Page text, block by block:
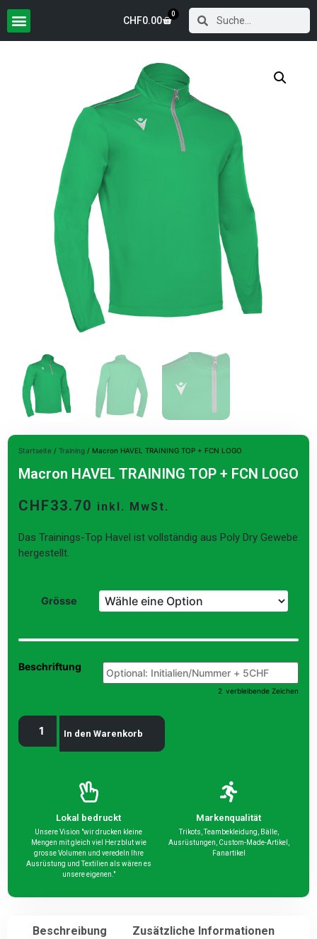
CHF0.00
0
Startseite / Training / Macron HAVEL TRAINING TOP + FCN LOGO
Macron HAVEL TRAINING TOP + FCN LOGO
CHF33.70 inkl. MwSt.
Das Trainings-Top Havel ist vollständig aus Poly Dry Gewebe
hergestellt.
Grösse
Beschriftung
2 verbleibende Zeichen
In den Warenkorb
Lokal bedruckt
Unsere Vision "wir drucken kleine
Mengen mit gleich viel Herzblut wie
grosse Volumen und veredeln Ihre
Ausrüstung und Textilien als wären es
unsere eigenen."
Markenqualität
Trikots, Teambekleidung, Bälle,
Ausrüstungen, Custom-Made-Artikel,
Fanartikel
Beschreibung Zusätzliche Informationen